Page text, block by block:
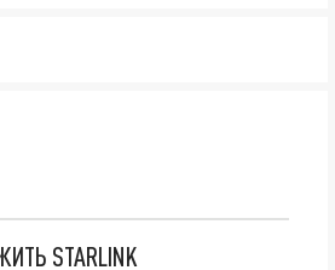
STARLINK